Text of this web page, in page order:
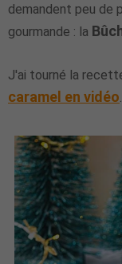
demandent peu de
gourmande : la
J'ai tourné la
caramel en vidéo.